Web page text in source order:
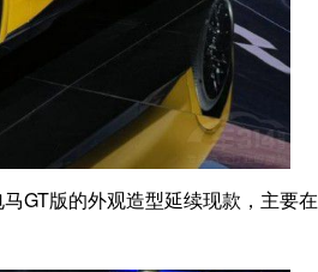
GT版的外观造型延续现款，主要在